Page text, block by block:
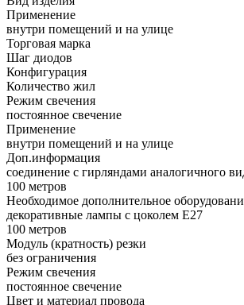
Применение
внутри помещений и на улице
Торговая марка
Шаг диодов
Конфигурация
Количество жил
Режим свечения
постоянное свечение
Применение
внутри помещений и на улице
Доп.информация
соединение с гирляндами аналогичного
100 метров
Необходимое дополнительное
декоративные лампы с цоколем Е27
100 метров
Модуль (кратность) резки
без ограничения
Режим свечения
постоянное свечение
Цвет и материал провода